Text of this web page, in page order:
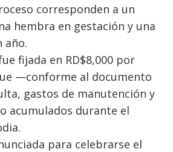
corresponden a un
hembra en gestación y una
año.
fijada en RD$8,000 por
—conforme al documento
gastos de manutención y
acumulados durante el
para celebrarse el